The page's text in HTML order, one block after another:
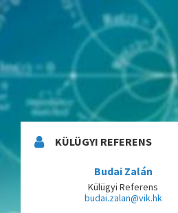
KÜLÜGYI REFERENS
Budai Zalán
Külügyi Referens
budai.zalan@vik.hk